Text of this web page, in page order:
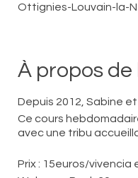
Ottignies-Louvain-la-
À propos
Depuis 2012, Sabine
Ce cours
avec une tribu
Prix : 15euros/